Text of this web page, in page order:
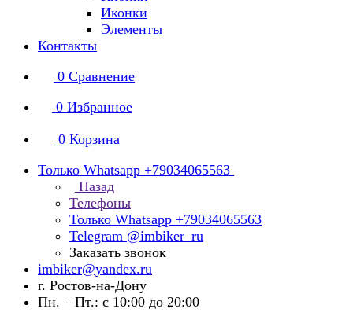
Иконки
Элементы
Контакты
0 Сравнение
0 Избранное
0 Корзина
Только Whatsapp +79034065563
Назад
Телефоны
Только Whatsapp +79034065563
Telegram @imbiker_ru
Заказать звонок
imbiker@yandex.ru
г. Ростов-на-Дону
Пн. – Пт.: с 10:00 до 20:00